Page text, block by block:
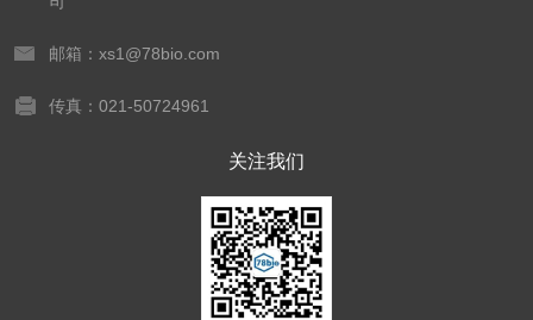
邮箱：xs1@78bio.com
传真：021-50724961
关注我们